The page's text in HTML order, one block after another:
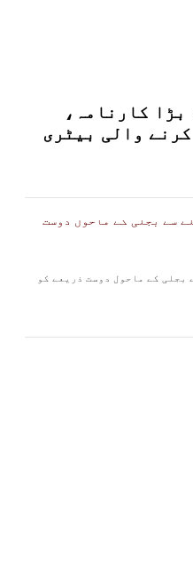
کارنامہ،
والی بیٹری
بجلی کے ماحول دوست ذریعے کو